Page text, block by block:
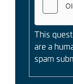
This
are a
spam